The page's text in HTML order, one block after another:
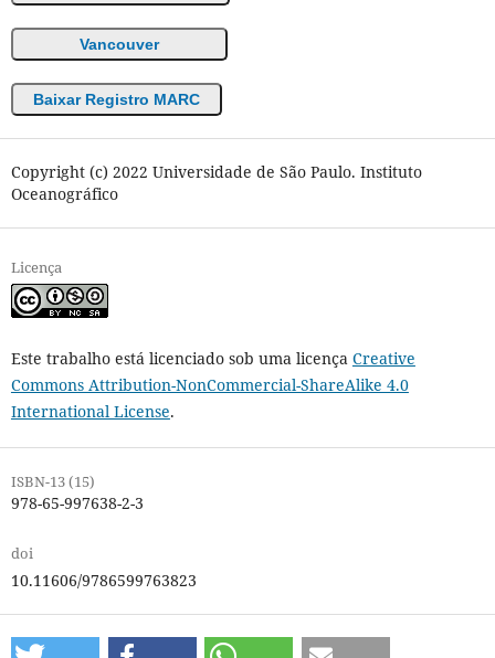
Vancouver
Baixar Registro MARC
Copyright (c) 2022 Universidade de São Paulo. Instituto
Oceanográfico
Licença
Este trabalho está licenciado sob uma licença Creative
Commons Attribution-NonCommercial-ShareAlike 4.0
International License.
ISBN-13 (15)
978-65-997638-2-3
doi
10.11606/9786599763823